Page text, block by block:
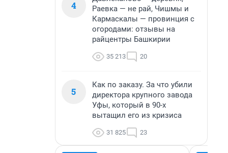
4
Раевка — не рай, Чишмы и
Кармаскалы — провинция с
огородами: отзывы на
райцентры Башкирии
35 213 20
5
Как по заказу. За что убили
директора крупного завода
Уфы, который в 90-х
вытащил его из кризиса
31 825 23